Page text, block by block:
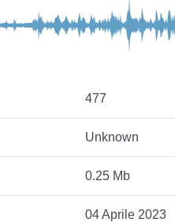
477
Unknown
0.25 Mb
04 Aprile 2023